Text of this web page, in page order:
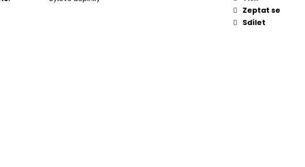
Zeptat se
Sdílet
PAPÍROVÁ LEDVINKA // FUCHSIA ~